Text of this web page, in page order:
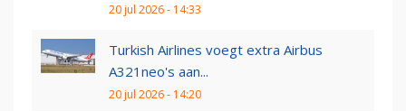
20 jul 2026 - 14:33
Turkish Airlines voegt extra Airbus
A321neo's aan...
20 jul 2026 - 14:20